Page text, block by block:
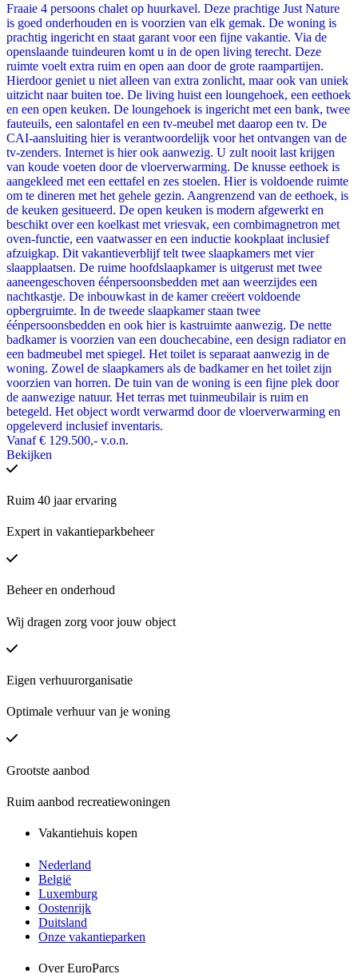
Fraaie 4 persoons chalet op huurkavel. Deze prachtige Just Nature
is goed onderhouden en is voorzien van elk gemak. De woning is
prachtig ingericht en staat garant voor een fijne vakantie. Via de
openslaande tuindeuren komt u in de open living terecht. Deze
ruimte voelt extra ruim en open aan door de grote raampartijen.
Hierdoor geniet u niet alleen van extra zonlicht, maar ook van uniek
uitzicht naar buiten toe. De living huist een loungehoek, een eethoek
en een open keuken. De loungehoek is ingericht met een bank, twee
fauteuils, een salontafel en een tv-meubel met daarop een tv. De
CAI-aansluiting hier is verantwoordelijk voor het ontvangen van de
tv-zenders. Internet is hier ook aanwezig. U zult nooit last krijgen
van koude voeten door de vloerverwarming. De knusse eethoek is
aangekleed met een eettafel en zes stoelen. Hier is voldoende ruimte
om te dineren met het gehele gezin. Aangrenzend van de eethoek, is
de keuken gesitueerd. De open keuken is modern afgewerkt en
beschikt over een koelkast met vriesvak, een combimagnetron met
oven-functie, een vaatwasser en een inductie kookplaat inclusief
afzuigkap. Dit vakantieverblijf telt twee slaapkamers met vier
slaapplaatsen. De ruime hoofdslaapkamer is uitgerust met twee
aaneengeschoven éénpersoonsbedden met aan weerzijdes een
nachtkastje. De inbouwkast in de kamer creëert voldoende
opbergruimte. In de tweede slaapkamer staan twee
éénpersoonsbedden en ook hier is kastruimte aanwezig. De nette
badkamer is voorzien van een douchecabine, een design radiator en
een badmeubel met spiegel. Het toilet is separaat aanwezig in de
woning. Zowel de slaapkamers als de badkamer en het toilet zijn
voorzien van horren. De tuin van de woning is een fijne plek door
de aanwezige natuur. Het terras met tuinmeubilair is ruim en
betegeld. Het object wordt verwarmd door de vloerverwarming en
opgeleverd inclusief inventaris.
Vanaf € 129.500,- v.o.n.
Bekijken
Ruim 40 jaar ervaring
Expert in vakantieparkbeheer
Beheer en onderhoud
Wij dragen zorg voor jouw object
Eigen verhuurorganisatie
Optimale verhuur van je woning
Grootste aanbod
Ruim aanbod recreatiewoningen
Vakantiehuis kopen
Nederland
België
Luxemburg
Oostenrijk
Duitsland
Onze vakantieparken
Over EuroParcs